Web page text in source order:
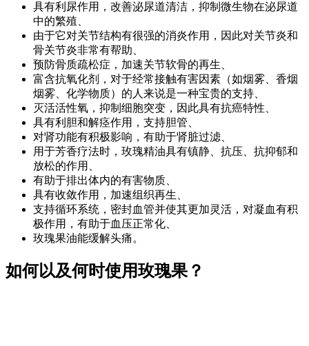
具有利尿作用，改善泌尿道清洁，抑制微生物在泌尿道
中的繁殖、
由于它对关节结构有很强的消炎作用，因此对关节炎和
骨关节炎非常有帮助、
预防骨质疏松症，加速关节软骨的再生、
富含抗氧化剂，对于经常接触有害因素（如烟雾、香烟
烟雾、化学物质）的人来说是一种宝贵的支持、
灭活活性氧，抑制细胞突变，因此具有抗癌特性、
具有利胆和解痉作用，支持胆管、
对肾功能有积极影响，有助于肾脏过滤、
用于芳香疗法时，玫瑰精油具有镇静、抗压、抗抑郁和
放松的作用、
有助于排出体内的有害物质、
具有收敛作用，加速组织再生、
支持循环系统，密封血管并使其更加灵活，对凝血有积
极作用，有助于血压正常化、
玫瑰果油能缓解头痛。
如何以及何时使用玫瑰果？